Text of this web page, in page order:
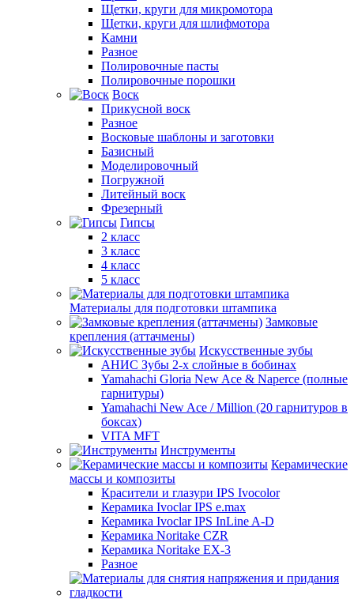
Щетки, круги для микромотора
Щетки, круги для шлифмотора
Камни
Разное
Полировочные пасты
Полировочные порошки
Воск
Прикусной воск
Разное
Восковые шаблоны и заготовки
Базисный
Моделировочный
Погружной
Литейный воск
Фрезерный
Гипсы
2 класс
3 класс
4 класс
5 класс
Материалы для подготовки штампика
Замковые
крепления (аттачмены)
Искусственные зубы
АНИС Зубы 2-х слойные в бобинах
Yamahachi Gloria New Ace & Naperce (полные
гарнитуры)
Yamahachi New Ace / Million (20 гарнитуров в
боксах)
VITA MFT
Инструменты
Керамические
массы и композиты
Красители и глазури IPS Ivocolor
Керамика Ivoclar IPS e.max
Керамика Ivoclar IPS InLine A-D
Керамика Noritake CZR
Керамика Noritake EX-3
Разное